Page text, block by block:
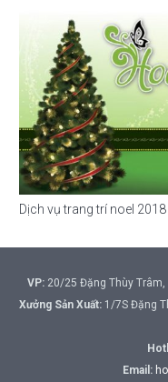
Dịch vụ trang trí noel 2018
VP:20/25 Đặng Thùy Trâm,
Xưởng Sản Xuất: 1/7S Đặng
Email: